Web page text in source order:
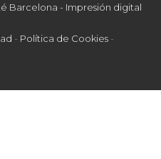
Barcelona - Impresión digital
- Política de Cookies -